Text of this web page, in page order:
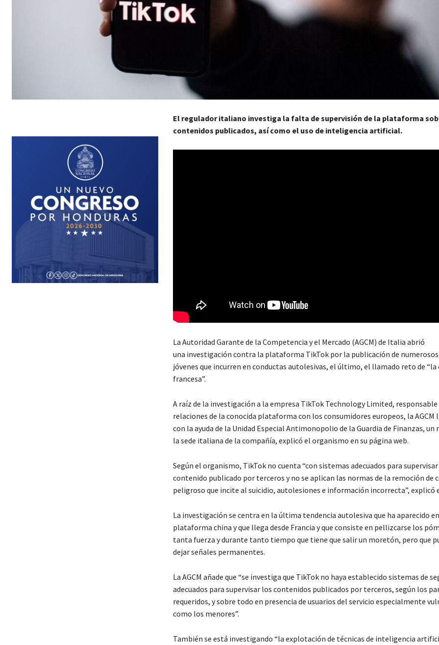
El regulador italiano investiga la falta de supervisión de la plataforma
contenidos publicados, así como el uso de inteligencia artificial.
La Autoridad Garante de la Competencia y el Mercado (AGCM) de Italia abrió
una investigación contra la plataforma TikTok por la publicación de numerosos
jóvenes que incurren en conductas autolesivas, el último, el llamado reto de
francesa”.
A raíz de la investigación a la empresa TikTok Technology Limited, responsable
relaciones de la conocida plataforma con los consumidores europeos, la AGCM
con la ayuda de la Unidad Especial Antimonopolio de la Guardia de Finanzas, un
la sede italiana de la compañía, explicó el organismo en su página web.
Según el organismo, TikTok no cuenta “con sistemas adecuados para
contenido publicado por terceros y no se aplican las normas de la remoción de
peligroso que incite al suicidio, autolesiones e información incorrecta”, explicó
La investigación se centra en la última tendencia autolesiva que ha aparecido
plataforma china y que llega desde Francia y que consiste en pellizcarse los
tanta fuerza y durante tanto tiempo que tiene que salir un moretón, pero que
dejar señales permanentes.
La AGCM añade que “se investiga que TikTok no haya establecido sistemas de
adecuados para supervisar los contenidos publicados por terceros, según los
requeridos, y sobre todo en presencia de usuarios del servicio especialmente
como los menores”.
También se está investigando “la explotación de técnicas de inteligencia